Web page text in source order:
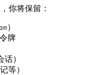
你将保留：
）
牌
）
等）